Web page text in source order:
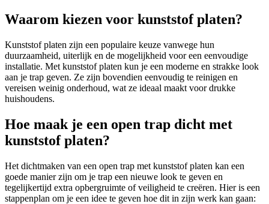
Waarom kiezen voor kunststof platen?
Kunststof platen zijn een populaire keuze vanwege hun
duurzaamheid, uiterlijk en de mogelijkheid voor een eenvoudige
installatie. Met kunststof platen kun je een moderne en strakke look
aan je trap geven. Ze zijn bovendien eenvoudig te reinigen en
vereisen weinig onderhoud, wat ze ideaal maakt voor drukke
huishoudens.
Hoe maak je een open trap dicht met
kunststof platen?
Het dichtmaken van een open trap met kunststof platen kan een
goede manier zijn om je trap een nieuwe look te geven en
tegelijkertijd extra opbergruimte of veiligheid te creëren. Hier is een
stappenplan om je een idee te geven hoe dit in zijn werk kan gaan: